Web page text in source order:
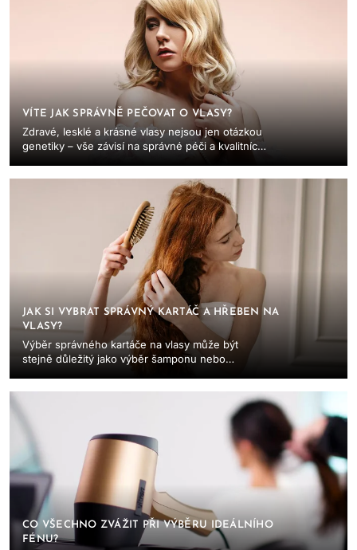
VÍTE JAK SPRÁVNĚ PEČOVAT O VLASY?
Zdravé, lesklé a krásné vlasy nejsou jen otázkou
genetiky – vše závisí na správné péči a kvalitních
JAK SI VYBRAT SPRÁVNÝ KARTÁČ A HŘEBEN NA
VLASY?
Výběr správného kartáče na vlasy může být
stejně důležitý jako výběr šamponu nebo
CO VŠECHNO ZVÁŽIT PŘI VÝBĚRU IDEÁLNÍHO
FÉNU?